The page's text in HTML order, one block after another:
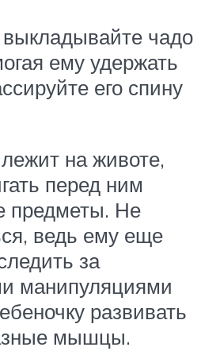
чадо
ему удержать
его спину
на животе,
перед ним
предметы. Не
ведь ему еще
за
манипуляциями
развивать
мышцы.